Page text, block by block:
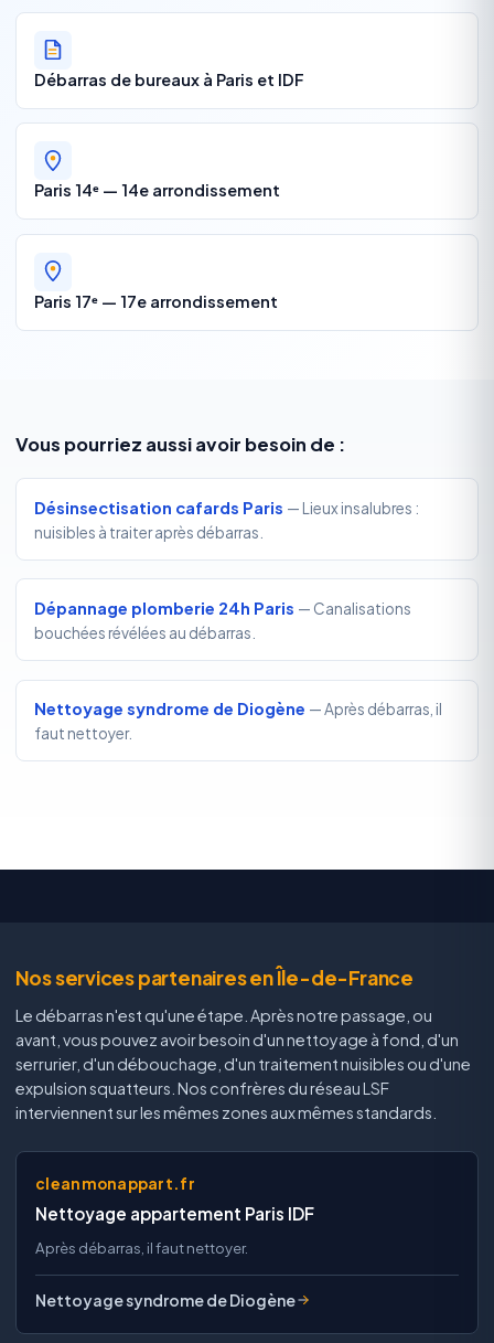
Débarras de bureaux à Paris et IDF
Paris 14ᵉ — 14e arrondissement
Paris 17ᵉ — 17e arrondissement
Vous pourriez aussi avoir besoin de :
Désinsectisation cafards Paris — Lieux insalubres :
nuisibles à traiter après débarras.
Dépannage plomberie 24h Paris — Canalisations
bouchées révélées au débarras.
Nettoyage syndrome de Diogène — Après débarras, il
faut nettoyer.
Nos services partenaires en Île-de-France
Le débarras n'est qu'une étape. Après notre passage, ou
avant, vous pouvez avoir besoin d'un nettoyage à fond, d'un
serrurier, d'un débouchage, d'un traitement nuisibles ou d'une
expulsion squatteurs. Nos confrères du réseau LSF
interviennent sur les mêmes zones aux mêmes standards.
cleanmonappart.fr
Nettoyage appartement Paris IDF
Après débarras, il faut nettoyer.
Nettoyage syndrome de Diogène